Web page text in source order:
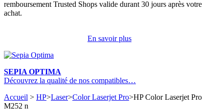
remboursement Trusted Shops valide durant 30 jours après votre
achat.
En savoir plus
SEPIA OPTIMA
Découvrez la qualité de nos compatibles…
Accueil > HP>Laser>Color Laserjet Pro>HP Color Laserjet Pro
M252 n